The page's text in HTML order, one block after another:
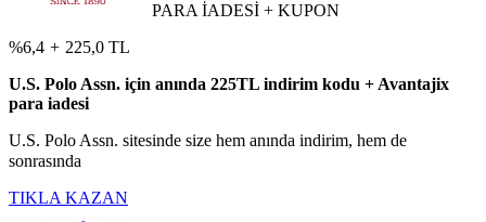
PARA İADESİ + KUPON
%6,4 + 225,0 TL
U.S. Polo Assn. için anında 225TL indirim kodu + Avantajix
para iadesi
U.S. Polo Assn. sitesinde size hem anında indirim, hem de
sonrasında
TIKLA KAZAN